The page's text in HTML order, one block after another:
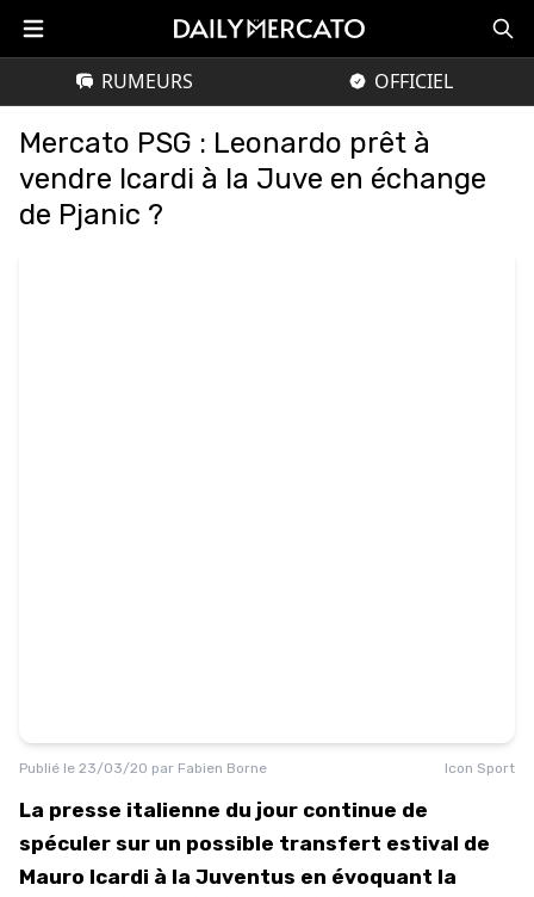
RUMEURS OFFICIEL
Mercato PSG : Leonardo prêt à
vendre Icardi à la Juve en échange
de Pjanic ?
Publié le 23/03/20 par Fabien Borne Icon Sport
La presse italienne du jour continue de
spéculer sur un possible transfert estival de
Mauro Icardi à la Juventus en évoquant la